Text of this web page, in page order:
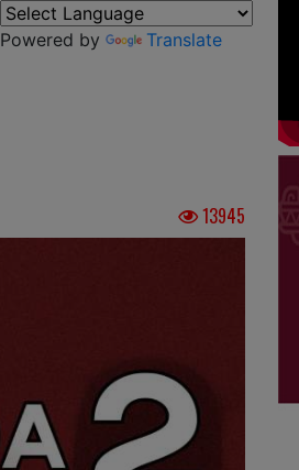
Powered by
Translate
13945